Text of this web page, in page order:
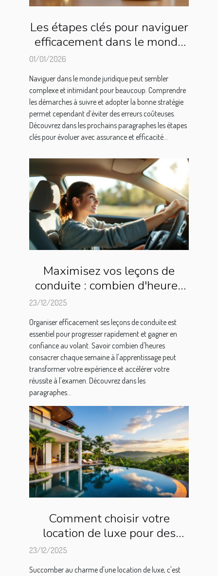
Les étapes clés pour naviguer
efficacement dans le monde
01/01/2026
Naviguer dans le monde juridique peut sembler
complexe et intimidant pour beaucoup. Comprendre
les démarches à suivre et adopter la bonne stratégie
permet cependant d’éviter des erreurs coûteuses.
Découvrez dans les prochains paragraphes les étapes
clés pour évoluer avec assurance et efficacité...
Maximisez vos leçons de
conduite : combien d'heures
23/12/2025
Organiser efficacement ses leçons de conduite est
essentiel pour progresser rapidement et gagner en
confiance au volant. Savoir combien d'heures
consacrer chaque semaine à l'apprentissage peut
transformer votre expérience et accélérer votre
réussite à l'examen. Découvrez dans les
paragraphes...
Comment choisir votre
location de luxe pour des
vacances inoubliables ?
23/12/2025
Succomber au charme d'une location de luxe, c'est